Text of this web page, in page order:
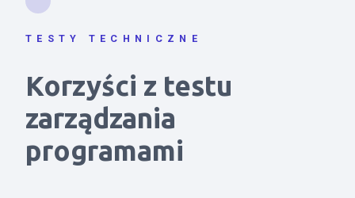
TESTY TECHNICZNE
Korzyści z testu
zarządzania
programami